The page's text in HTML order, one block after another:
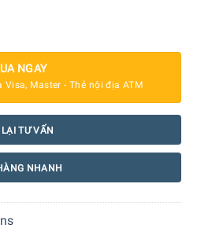
lít KF96DPPEA iQ700 số lượng
NGAY
Master - Thẻ nội địa ATM
LẠI TƯ VẤN
NHANH